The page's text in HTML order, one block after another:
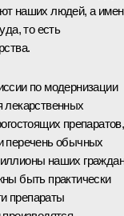
наших людей, а
то есть
по модернизации
лекарственных
препаратов,
перечень обычных
наших
быть практически
препараты